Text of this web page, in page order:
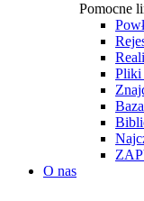
Pomocne
Pliki
O nas